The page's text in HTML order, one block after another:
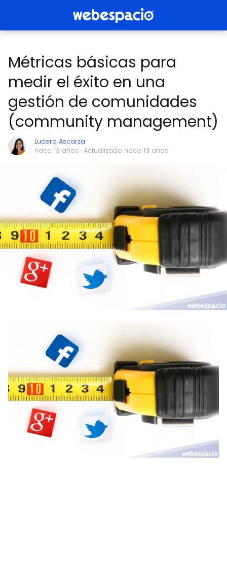
Métricas básicas para
medir el éxito en una
gestión de comunidades
(community management)
Lucero Ascarza
hace 13 años · Actualizado hace 13 años